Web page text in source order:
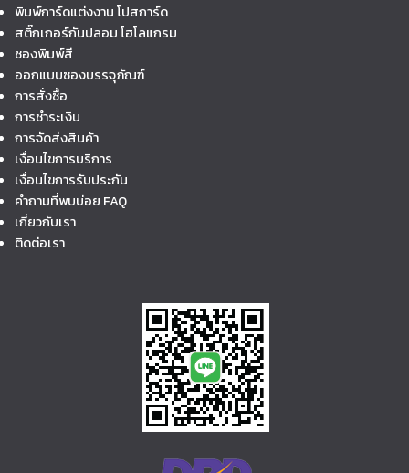
พิมพ์การ์ดแต่งงาน โปสการ์ด
สติ๊กเกอร์กันปลอม โฮโลแกรม
ซองพิมพ์สี
ออกแบบซองบรรจุภัณฑ์
การสั่งซื้อ
การชำระเงิน
การจัดส่งสินค้า
เงื่อนไขการบริการ
เงื่อนไขการรับประกัน
คำถามที่พบบ่อย FAQ
เกี่ยวกับเรา
ติดต่อเรา